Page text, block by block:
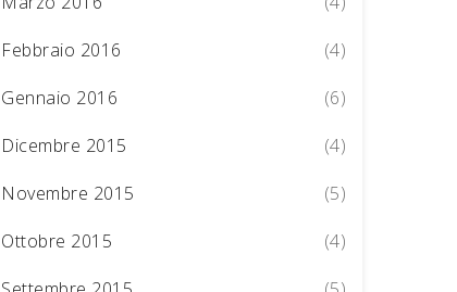
Febbraio 2016
(4)
Gennaio 2016
(6)
Dicembre 2015
(4)
Novembre 2015
(5)
Ottobre 2015
(4)